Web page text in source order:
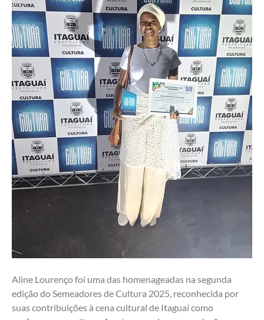
Aline Lourenço foi uma das homenageadas na segunda
edição do Semeadores de Cultura 2025, reconhecida por
suas contribuições à cena cultural de Itaguaí como